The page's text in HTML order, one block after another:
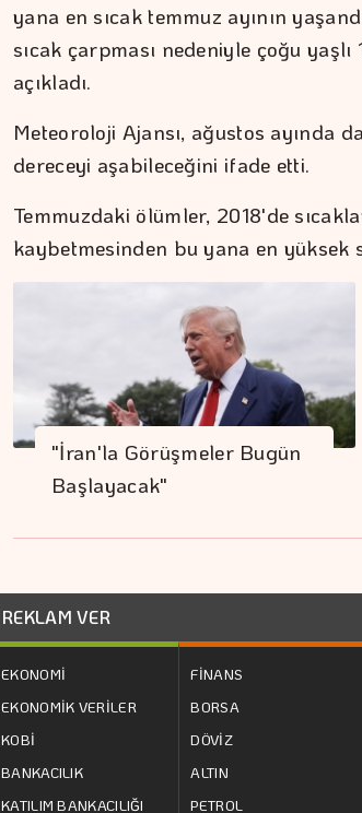
yana en sıcak temmuz ayının
sıcak çarpması nedeniyle çoğu
açıkladı.
Meteoroloji Ajansı, ağustos ayında
dereceyi aşabileceğini ifade etti.
Temmuzdaki ölümler, 2018'de
kaybetmesinden bu yana en yüksek
"İran'la Görüşmeler Bugün
Başlayacak"
REKLAM VER
EKONOMİ
EKONOMİK VERİLER
KOBİ
BANKACILIK
KATILIM BANKACILIĞI
FİNANS
BORSA
DÖVİZ
ALTIN
PETROL